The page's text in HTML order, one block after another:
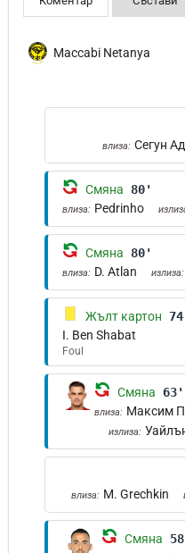
Maccabi Netanya
влиза: Сегун
Смяна 80'
влиза: Pedrinho
Смяна 80'
влиза: D. Atlan излиза:
Жълт картон
I. Ben Shabat
Foul
Смяна 63'
влиза: Максим
излиза:
влиза: M. Grechkin
Смяна